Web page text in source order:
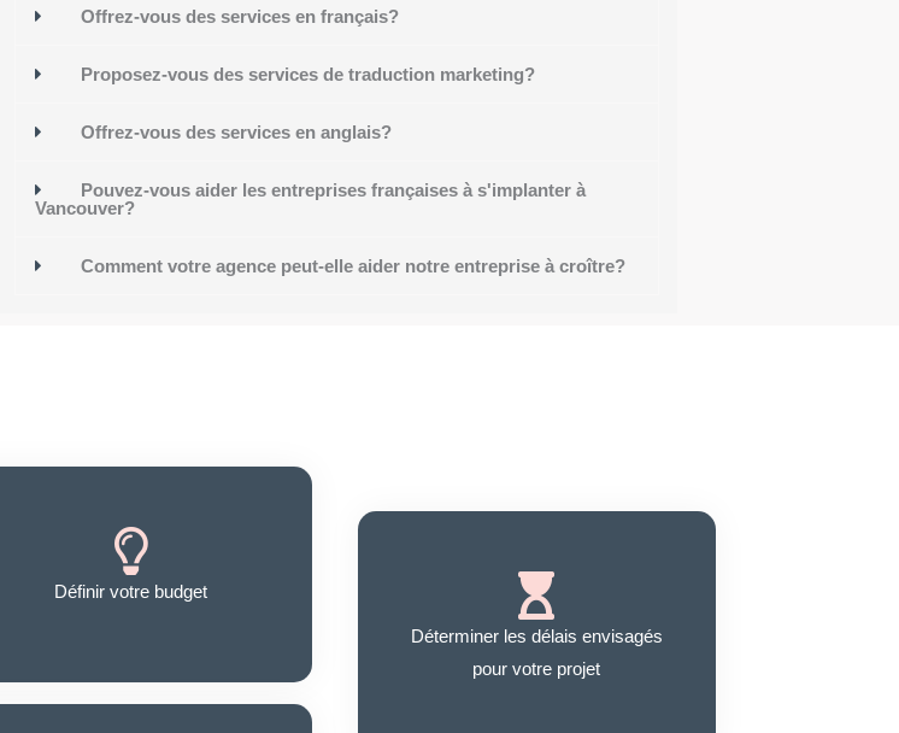
Offrez-vous des services en français?
Proposez-vous des services de traduction marketing?
Offrez-vous des services en anglais?
Pouvez-vous aider les entreprises françaises à s'implanter à
Vancouver?
Comment votre agence peut-elle aider notre entreprise à croître?
Définir votre budget
Déterminer les délais envisagés
pour votre projet